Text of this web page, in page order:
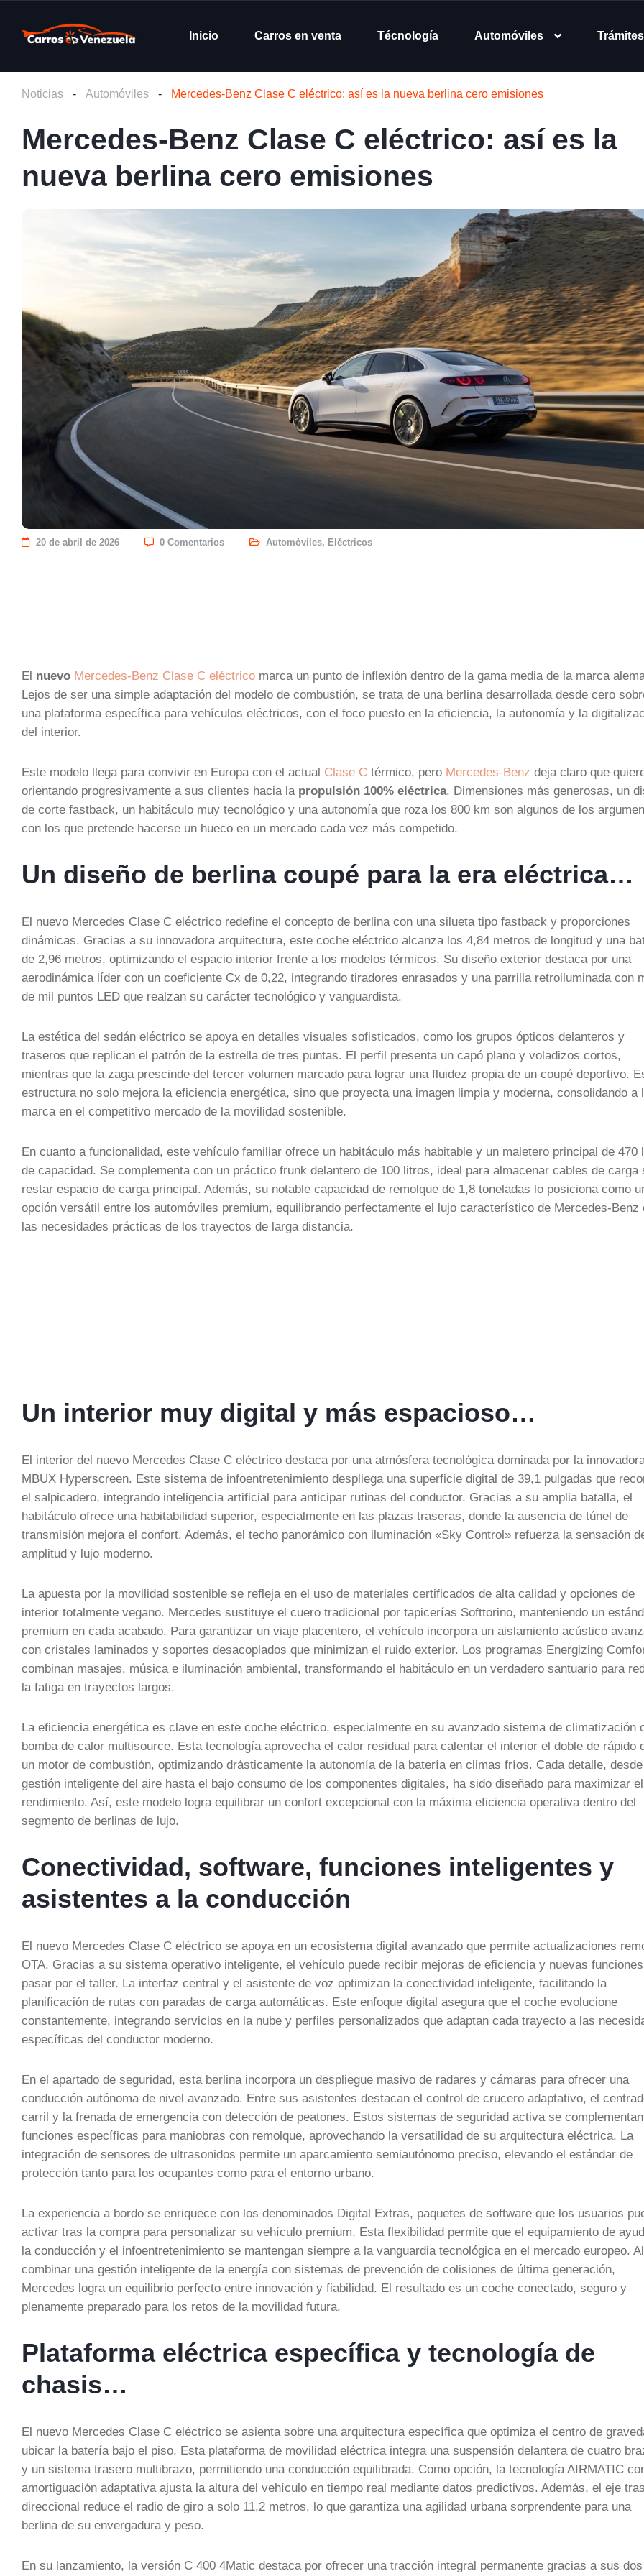
Inicio Carros en venta Técnología Automóviles
Noticias - Automóviles - Mercedes-Benz Clase C eléctrico: así es la nueva berlina cero emisiones
Mercedes-Benz Clase C eléctrico: así es la
nueva berlina cero emisiones
20 de abril de 2026 0 Comentarios Automóviles, Eléctricos
El nuevo Mercedes-Benz Clase C eléctrico marca un punto de inflexión dentro de la gama media de la marca
Lejos de ser una simple adaptación del modelo de combustión, se trata de una berlina desarrollada desde cero
una plataforma específica para vehículos eléctricos, con el foco puesto en la eficiencia, la autonomía y la
del interior.
Este modelo llega para convivir en Europa con el actual Clase C térmico, pero Mercedes-Benz deja claro que
orientando progresivamente a sus clientes hacia la propulsión 100% eléctrica. Dimensiones más generosas, un
de corte fastback, un habitáculo muy tecnológico y una autonomía que roza los 800 km son algunos de los
con los que pretende hacerse un hueco en un mercado cada vez más competido.
Un diseño de berlina coupé para la era eléctrica…
El nuevo Mercedes Clase C eléctrico redefine el concepto de berlina con una silueta tipo fastback y proporciones
dinámicas. Gracias a su innovadora arquitectura, este coche eléctrico alcanza los 4,84 metros de longitud y una
de 2,96 metros, optimizando el espacio interior frente a los modelos térmicos. Su diseño exterior destaca por una
aerodinámica líder con un coeficiente Cx de 0,22, integrando tiradores enrasados y una parrilla retroiluminada con
de mil puntos LED que realzan su carácter tecnológico y vanguardista.
La estética del sedán eléctrico se apoya en detalles visuales sofisticados, como los grupos ópticos delanteros y
traseros que replican el patrón de la estrella de tres puntas. El perfil presenta un capó plano y voladizos cortos,
mientras que la zaga prescinde del tercer volumen marcado para lograr una fluidez propia de un coupé deportivo.
estructura no solo mejora la eficiencia energética, sino que proyecta una imagen limpia y moderna, consolidando a
marca en el competitivo mercado de la movilidad sostenible.
En cuanto a funcionalidad, este vehículo familiar ofrece un habitáculo más habitable y un maletero principal de 470
de capacidad. Se complementa con un práctico frunk delantero de 100 litros, ideal para almacenar cables de carga
restar espacio de carga principal. Además, su notable capacidad de remolque de 1,8 toneladas lo posiciona como
opción versátil entre los automóviles premium, equilibrando perfectamente el lujo característico de Mercedes-Benz
las necesidades prácticas de los trayectos de larga distancia.
Un interior muy digital y más espacioso…
El interior del nuevo Mercedes Clase C eléctrico destaca por una atmósfera tecnológica dominada por la
MBUX Hyperscreen. Este sistema de infoentretenimiento despliega una superficie digital de 39,1 pulgadas que
el salpicadero, integrando inteligencia artificial para anticipar rutinas del conductor. Gracias a su amplia batalla, el
habitáculo ofrece una habitabilidad superior, especialmente en las plazas traseras, donde la ausencia de túnel de
transmisión mejora el confort. Además, el techo panorámico con iluminación «Sky Control» refuerza la sensación
amplitud y lujo moderno.
La apuesta por la movilidad sostenible se refleja en el uso de materiales certificados de alta calidad y opciones de
interior totalmente vegano. Mercedes sustituye el cuero tradicional por tapicerías Softtorino, manteniendo un
premium en cada acabado. Para garantizar un viaje placentero, el vehículo incorpora un aislamiento acústico
con cristales laminados y soportes desacoplados que minimizan el ruido exterior. Los programas Energizing
combinan masajes, música e iluminación ambiental, transformando el habitáculo en un verdadero santuario para
la fatiga en trayectos largos.
La eficiencia energética es clave en este coche eléctrico, especialmente en su avanzado sistema de climatización
bomba de calor multisource. Esta tecnología aprovecha el calor residual para calentar el interior el doble de rápido
un motor de combustión, optimizando drásticamente la autonomía de la batería en climas fríos. Cada detalle,
gestión inteligente del aire hasta el bajo consumo de los componentes digitales, ha sido diseñado para maximizar el
rendimiento. Así, este modelo logra equilibrar un confort excepcional con la máxima eficiencia operativa dentro del
segmento de berlinas de lujo.
Conectividad, software, funciones inteligentes y
asistentes a la conducción
El nuevo Mercedes Clase C eléctrico se apoya en un ecosistema digital avanzado que permite actualizaciones
OTA. Gracias a su sistema operativo inteligente, el vehículo puede recibir mejoras de eficiencia y nuevas
pasar por el taller. La interfaz central y el asistente de voz optimizan la conectividad inteligente, facilitando la
planificación de rutas con paradas de carga automáticas. Este enfoque digital asegura que el coche evolucione
constantemente, integrando servicios en la nube y perfiles personalizados que adaptan cada trayecto a las
específicas del conductor moderno.
En el apartado de seguridad, esta berlina incorpora un despliegue masivo de radares y cámaras para ofrecer una
conducción autónoma de nivel avanzado. Entre sus asistentes destacan el control de crucero adaptativo, el
carril y la frenada de emergencia con detección de peatones. Estos sistemas de seguridad activa se
funciones específicas para maniobras con remolque, aprovechando la versatilidad de su arquitectura eléctrica. La
integración de sensores de ultrasonidos permite un aparcamiento semiautónomo preciso, elevando el estándar de
protección tanto para los ocupantes como para el entorno urbano.
La experiencia a bordo se enriquece con los denominados Digital Extras, paquetes de software que los usuarios
activar tras la compra para personalizar su vehículo premium. Esta flexibilidad permite que el equipamiento de
la conducción y el infoentretenimiento se mantengan siempre a la vanguardia tecnológica en el mercado europeo. Al
combinar una gestión inteligente de la energía con sistemas de prevención de colisiones de última generación,
Mercedes logra un equilibrio perfecto entre innovación y fiabilidad. El resultado es un coche conectado, seguro y
plenamente preparado para los retos de la movilidad futura.
Plataforma eléctrica específica y tecnología de
chasis…
El nuevo Mercedes Clase C eléctrico se asienta sobre una arquitectura específica que optimiza el centro de
ubicar la batería bajo el piso. Esta plataforma de movilidad eléctrica integra una suspensión delantera de cuatro
y un sistema trasero multibrazo, permitiendo una conducción equilibrada. Como opción, la tecnología AIRMATIC
amortiguación adaptativa ajusta la altura del vehículo en tiempo real mediante datos predictivos. Además, el eje
direccional reduce el radio de giro a solo 11,2 metros, lo que garantiza una agilidad urbana sorprendente para una
berlina de su envergadura y peso.
En su lanzamiento, la versión C 400 4Matic destaca por ofrecer una tracción integral permanente gracias a sus dos